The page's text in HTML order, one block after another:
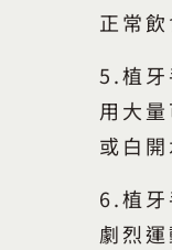
正常
5.植牙
用大
或白開
6.植牙
劇烈